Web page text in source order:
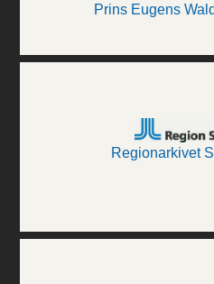
Prins Eugens
Regionarkivet